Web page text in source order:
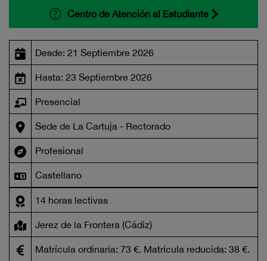
Centro de Atención al Estudiante
Desde: 21 Septiembre 2026
Hasta: 23 Septiembre 2026
Presencial
Sede de La Cartuja - Rectorado
Profesional
Castellano
14 horas lectivas
Jerez de la Frontera (Cádiz)
Matrícula ordinaria: 73 €. Matrícula reducida: 38 €.